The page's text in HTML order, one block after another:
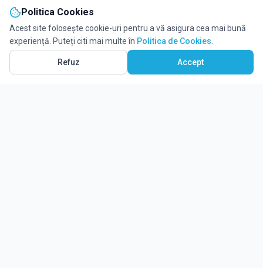
Politica Cookies
Acest site folosește cookie-uri pentru a vă asigura cea mai bună
experiență. Puteți citi mai multe în Politica de Cookies
Refuz Accept